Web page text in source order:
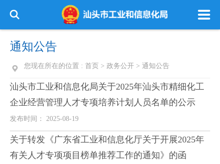
通知公告
您现在所在的位置 : 首页 > 政务公开 > 通知公告
汕头市工业和信息化局关于2025年汕头市精细化工
企业经营管理人才专项培养计划人员名单的公示
发布时间： 2025-08-19
关于转发《广东省工业和信息化厅关于开展2025年
有关人才专项项目榜单推荐工作的通知》的函